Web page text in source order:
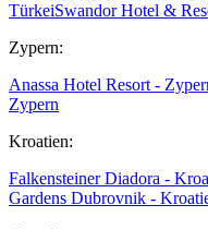
TürkeiSwandor Hotel &
Zypern:
Anassa Hotel Resort -
Zypern
Kroatien:
Falkensteiner Diadora -
Gardens Dubrovnik -